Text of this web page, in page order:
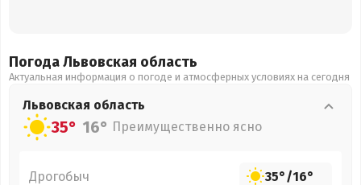
Погода Львовская область
Актуальная информация о погоде и атмосферных условиях на сегодня
Львовская область
35° 16° Преимущественно ясно
Дрогобыч 35°/16°